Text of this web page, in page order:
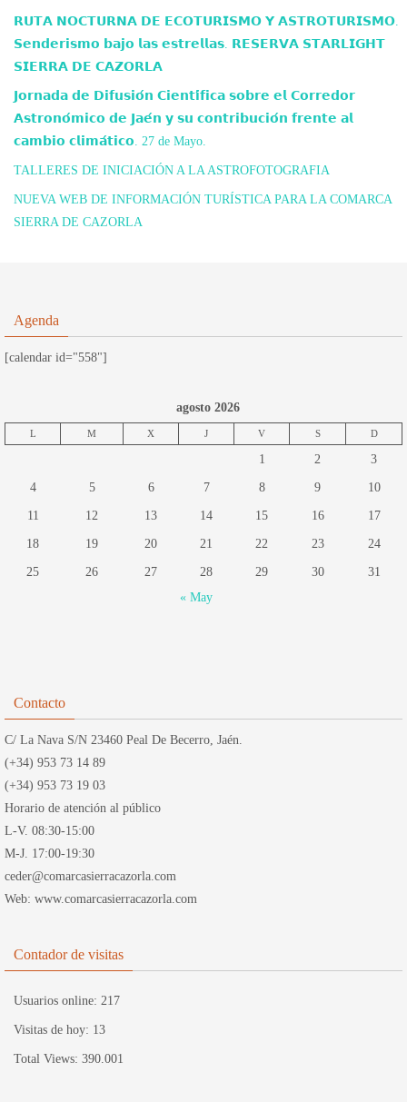
𝗥𝗨𝗧𝗔 𝗡𝗢𝗖𝗧𝗨𝗥𝗡𝗔 𝗗𝗘 𝗘𝗖𝗢𝗧𝗨𝗥𝗜𝗦𝗠𝗢 𝗬 𝗔𝗦𝗧𝗥𝗢𝗧𝗨𝗥𝗜𝗦𝗠𝗢.
𝗦𝗲𝗻𝗱𝗲𝗿𝗶𝘀𝗺𝗼 𝗯𝗮𝗷𝗼 𝗹𝗮𝘀 𝗲𝘀𝘁𝗿𝗲𝗹𝗹𝗮𝘀. 𝗥𝗘𝗦𝗘𝗥𝗩𝗔 𝗦𝗧𝗔𝗥𝗟𝗜𝗚𝗛𝗧
𝗦𝗜𝗘𝗥𝗥𝗔 𝗗𝗘 𝗖𝗔𝗭𝗢𝗥𝗟𝗔
𝗝𝗼𝗿𝗻𝗮𝗱𝗮 𝗱𝗲 𝗗𝗶𝗳𝘂𝘀𝗶𝗼́𝗻 𝗖𝗶𝗲𝗻𝘁𝗶́𝗳𝗶𝗰𝗮 𝘀𝗼𝗯𝗿𝗲 𝗲𝗹 𝗖𝗼𝗿𝗿𝗲𝗱𝗼𝗿
𝗔𝘀𝘁𝗿𝗼𝗻𝗼́𝗺𝗶𝗰𝗼 𝗱𝗲 𝗝𝗮𝗲́𝗻 𝘆 𝘀𝘂 𝗰𝗼𝗻𝘁𝗿𝗶𝗯𝘂𝗰𝗶𝗼́𝗻 𝗳𝗿𝗲𝗻𝘁𝗲 𝗮𝗹
𝗰𝗮𝗺𝗯𝗶𝗼 𝗰𝗹𝗶𝗺𝗮́𝘁𝗶𝗰𝗼. 27 de Mayo.
TALLERES DE INICIACIÓN A LA ASTROFOTOGRAFIA
NUEVA WEB DE INFORMACIÓN TURÍSTICA PARA LA COMARCA
SIERRA DE CAZORLA
Agenda
[calendar id="558"]
agosto 2026
L M X J V S D
1 2 3
4 5 6 7 8 9 10
11 12 13 14 15 16 17
18 19 20 21 22 23 24
25 26 27 28 29 30
31
« May
Contacto
C/ La Nava S/N 23460 Peal De Becerro, Jaén.
(+34) 953 73 14 89
(+34) 953 73 19 03
Horario de atención al público
L-V. 08:30-15:00
M-J. 17:00-19:30
ceder@comarcasierracazorla.com
Web: www.comarcasierracazorla.com
Contador de visitas
Usuarios online: 217
Visitas de hoy: 13
Total Views: 390.001